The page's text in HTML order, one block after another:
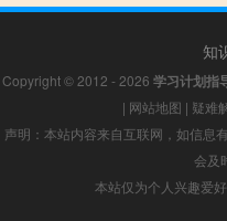
知
Copyright © 2012 - 2026 学习计划指
| 网站地图 | 疑难
声明：本站内容来自互联网，如信息
会及
本站仅为个人兴趣爱